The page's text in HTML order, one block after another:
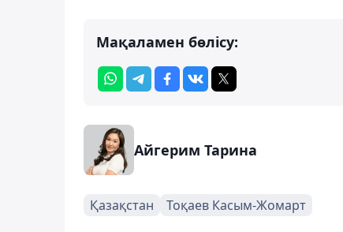
Мақаламен бөлісу:
Айгерим Тарина
Қазақстан Тоқаев Касым-Жомарт